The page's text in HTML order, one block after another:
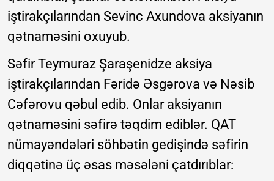
iştirakçılarından Sevinc Axundova aksiyanın
qətnaməsini oxuyub.
Səfir Teymuraz Şaraşenidze aksiya
iştirakçılarından Fəridə Əsgərova və Nəsib
Cəfərovu qəbul edib. Onlar aksiyanın
qətnaməsini səfirə təqdim ediblər. QAT
nümayəndələri söhbətin gedişində səfirin
diqqətinə üç əsas məsələni çatdırıblar: